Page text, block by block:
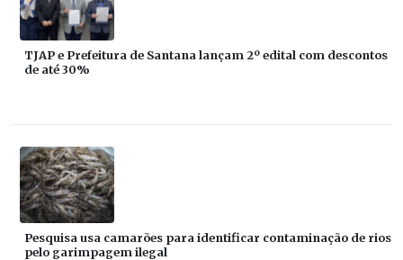
TJAP e Prefeitura de Santana lançam 2º edital com descontos
de até 30%
Pesquisa usa camarões para identificar contaminação de rios
pelo garimpagem ilegal